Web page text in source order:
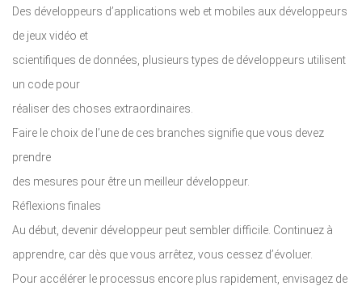
Des développeurs d’applications web et mobiles aux développeurs
de jeux vidéo et
scientifiques de données, plusieurs types de développeurs utilisent
un code pour
réaliser des choses extraordinaires.
Faire le choix de l’une de ces branches signifie que vous devez
prendre
des mesures pour être un meilleur développeur.
Réflexions finales
Au début, devenir développeur peut sembler difficile. Continuez à
apprendre, car dès que vous arrêtez, vous cessez d’évoluer.
Pour accélérer le processus encore plus rapidement, envisagez de